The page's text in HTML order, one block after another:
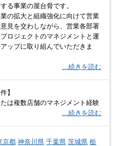
る事業の屋台骨です。
の拡大と組織強化に向けて営業
見を交わしながら、営業各部署
ロジェクトのマネジメントと運
ップに取り組んでいただきま
…続きを読む
】
たは複数店舗のマネジメント経験
…続きを読む
京都 神奈川県 千葉県 茨城県 栃